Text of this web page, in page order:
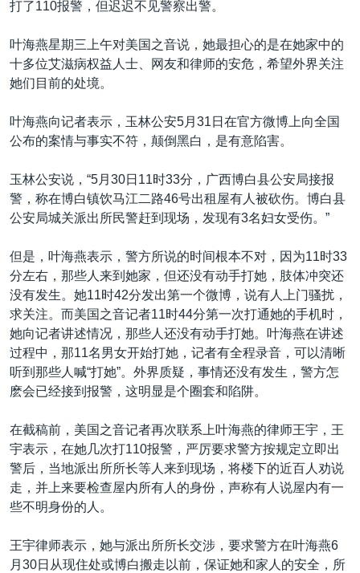
打了110报警，但迟迟不见警察出警。
叶海燕星期三上午对美国之音说，她最担心的是在她家中的
十多位艾滋病权益人士、网友和律师的安危，希望外界关注
她们目前的处境。
叶海燕向记者表示，玉林公安5月31日在官方微博上向全国
公布的案情与事实不符，颠倒黑白，是有意陷害。
玉林公安说，“5月30日11时33分，广西博白县公安局接报
警，称在博白镇饮马江二路46号出租屋有人被砍伤。博白县
公安局城关派出所民警赶到现场，发现有3名妇女受伤。”
但是，叶海燕表示，警方所说的时间根本不对，因为11时33
分左右，那些人来到她家，但还没有动手打她，肢体冲突还
没有发生。她11时42分发出第一个微博，说有人上门骚扰，
求关注。而美国之音记者11时44分第一次打通她的手机时，
她向记者讲述情况，那些人还没有动手打她。叶海燕在讲述
过程中，那11名男女开始打她，记者有全程录音，可以清晰
听到那些人喊“打她”。外界质疑，事情还没有发生，警方怎
麽会已经接到报警，这明显是个圈套和陷阱。
在截稿前，美国之音记者再次联系上叶海燕的律师王宇，王
宇表示，在她几次打110报警，严厉要求警方按规定立即出
警后，当地派出所所长等人来到现场，将楼下的近百人劝说
走，并上来要检查屋内所有人的身份，声称有人说屋内有一
些不明身份的人。
王宇律师表示，她与派出所所长交涉，要求警方在叶海燕6
月30日从现住处或博白搬走以前，保证她和家人的安全，所